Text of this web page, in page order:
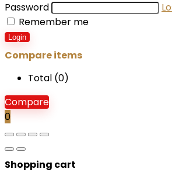
Password
Remember me
Login
Compare items
Total (0)
Compare
0
Shopping cart